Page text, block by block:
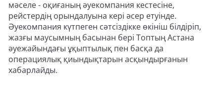
мәселе - оқиғаның әуекомпания кестесіне,
рейстердің орындалуына кері әсер етуінде.
Әуекомпания күтпеген сәтсіздікке өкініш білдіріп,
жазғы маусымның басынан бері Топтың Астана
әуежайындағы ұқыптылық пен басқа да
операциялық қиындықтарын асқындырғанын
хабарлайды.